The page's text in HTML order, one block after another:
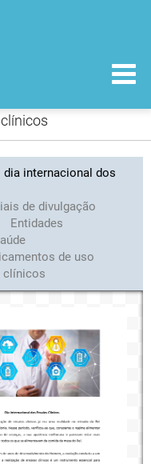
internacional dos
de divulgação
Entidades
de uso
clínicos